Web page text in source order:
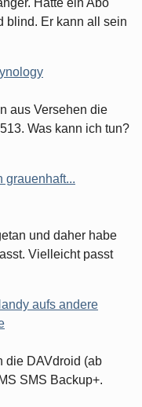
Hatte ein Abo
blind. Er kann all sein
aus Versehen die
Was kann ich tun?
grauenhaft...
und daher habe
Vielleicht passt
aufs andere
die DAVdroid (ab
SMS Backup+.